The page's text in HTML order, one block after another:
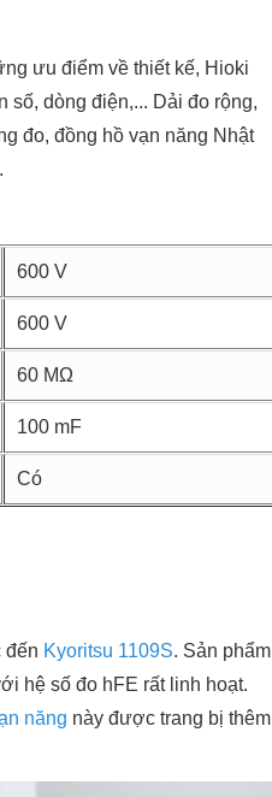
ưu điểm về thiết kế, Hioki
dòng điện,... Dải đo rộng,
đo, đồng hồ vạn năng Nhật
600 V
600 V
60 MΩ
100 mF
Có
đến Kyoritsu 1109S. Sản phẩm
hệ số đo hFE rất linh hoạt.
năng này được trang bị thêm